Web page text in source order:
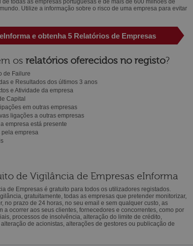
de todas as empresas portuguesas e de mais de 600 milhões de
Utilize a informação sobre o risco de uma empresa para evitar
e obtenha 5 Relatórios de Empresas
os relatórios oferecidos no registo?
de Failure
e Resultados dos últimos 3 anos
e Atividade da empresa
Capital
em outras empresas
ligações a outras empresas
empresa está presente
pela empresa
de Vigilância de Empresas eInforma
de Empresas é gratuito para todos os utilizadores registados.
gratuitamente, todas as empresas que pretender monitorizar,
no prazo de 24 horas, no seu email e sem qualquer custo, as
a ocorrer aos seus clientes, fornecedores e concorrentes, como por
processos de insolvência, alteração do limite de crédito,
de acionistas, alterações de gestores ou publicação de